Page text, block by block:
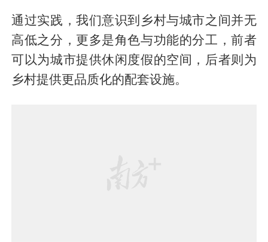
通过实践，我们意识到乡村与城市之间并无
高低之分，更多是角色与功能的分工，前者
可以为城市提供休闲度假的空间，后者则为
乡村提供更品质化的配套设施。